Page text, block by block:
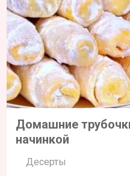
Домашние
начинкой
Десерты